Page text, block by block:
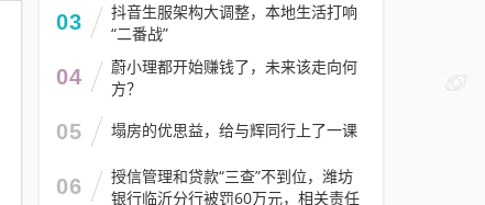
03
抖音生服架构大调整，本地生活打响
“二番战”
04
蔚小理都开始赚钱了，未来该走向何
方？
05 塌房的优思益，给与辉同行上了一课
06
授信管理和贷款“三查”不到位，潍坊
银行临沂分行被罚60万元，相关责任